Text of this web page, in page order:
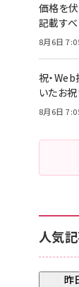
価格を
記載すべ
8月6日
祝・
いたお祝
8月6日
人気
昨